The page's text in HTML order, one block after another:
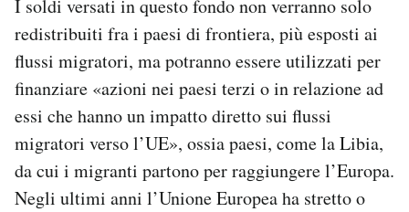
I soldi versati in questo fondo non verranno solo
redistribuiti fra i paesi di frontiera, più esposti ai
flussi migratori, ma potranno essere utilizzati per
finanziare «azioni nei paesi terzi o in relazione ad
essi che hanno un impatto diretto sui flussi
migratori verso l’UE», ossia paesi, come la Libia,
da cui i migranti partono per raggiungere l’Europa.
Negli ultimi anni l’Unione Europea ha stretto o